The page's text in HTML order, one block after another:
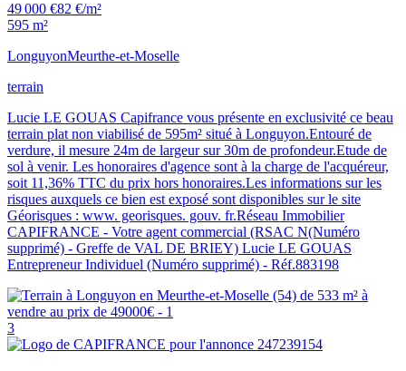
49 000 €82 €/m²
595 m²
LonguyonMeurthe-et-Moselle
terrain
Lucie LE GOUAS Capifrance vous présente en exclusivité ce beau
terrain plat non viabilisé de 595m² situé à Longuyon.Entouré de
verdure, il mesure 24m de largeur sur 30m de profondeur.Etude de
sol à venir. Les honoraires d'agence sont à la charge de l'acquéreur,
soit 11,36% TTC du prix hors honoraires.Les informations sur les
risques auxquels ce bien est exposé sont disponibles sur le site
Géorisques : www. georisques. gouv. fr.Réseau Immobilier
CAPIFRANCE - Votre agent commercial (RSAC N(Numéro
supprimé) - Greffe de VAL DE BRIEY) Lucie LE GOUAS
Entrepreneur Individuel (Numéro supprimé) - Réf.883198
3